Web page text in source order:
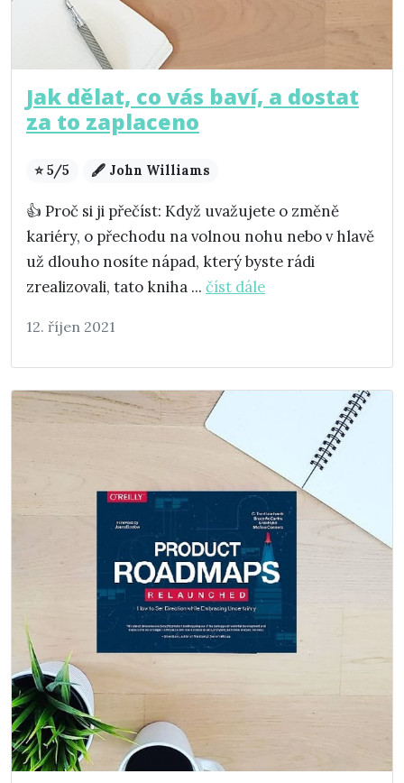
Jak dělat, co vás baví, a dostat
za to zaplaceno
⭐ 5/5 🖋️ John Williams
👍 Proč si ji přečíst: Když uvažujete o změně
kariéry, o přechodu na volnou nohu nebo v hlavě
už dlouho nosíte nápad, který byste rádi
zrealizovali, tato kniha ... číst dále
12. říjen 2021